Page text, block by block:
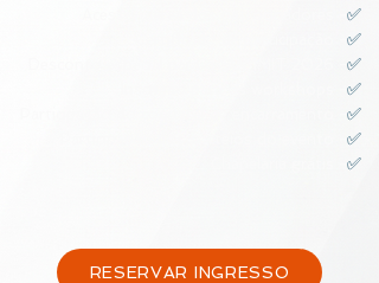
✅
✅
✅
✅
✅
✅
✅
RESERVAR INGRESSO